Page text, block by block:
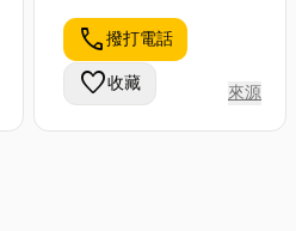
call撥打電話
favorite收藏 來源